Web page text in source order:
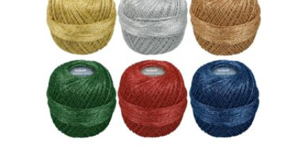
Die
Optionen
können
auf
der
Produktseite
gewählt